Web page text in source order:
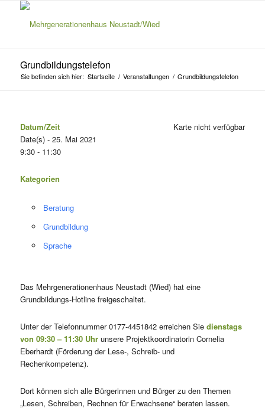
Grundbildungstelefon
Sie befinden sich hier: Startseite / Veranstaltungen / Grundbildungstelefon
Karte nicht verfügbar
Datum/Zeit
Date(s) - 25. Mai 2021
9:30 - 11:30
Kategorien
Beratung
Grundbildung
Sprache
Das Mehrgenerationenhaus Neustadt (Wied) hat eine
Grundbildungs-Hotline freigeschaltet.
Unter der Telefonnummer 0177-4451842 erreichen Sie dienstags
von 09:30 – 11:30 Uhrunsere Projektkoordinatorin Cornelia
Eberhardt (Förderung der Lese-, Schreib- und
Rechenkompetenz).
Dort können sich alle Bürgerinnen und Bürger zu den Themen
„Lesen, Schreiben, Rechnen für Erwachsene“ beraten lassen.